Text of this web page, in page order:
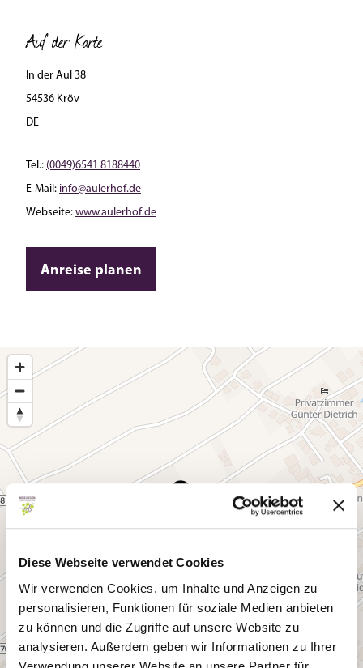
Diese Webseite verwendet Cookies
Wir verwenden Cookies, um Inhalte und Anzeigen zu
personalisieren, Funktionen für soziale Medien anbieten
zu können und die Zugriffe auf unsere Website zu
analysieren. Außerdem geben wir Informationen zu Ihrer
Auf der Karte
In der Aul 38
54536 Kröv
DE
Tel.: (0049)6541 8188440
E-Mail: info@aulerhof.de
Webseite: www.aulerhof.de
Anreise planen